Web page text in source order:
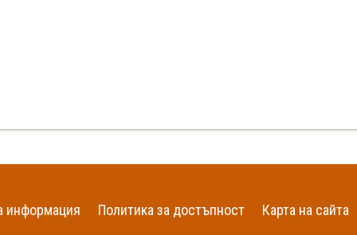
информация Политика за достъпност Карта на сайта